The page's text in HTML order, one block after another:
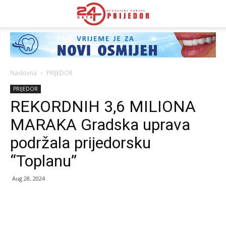
Naslovna PRIJEDOR
PRIJEDOR
REKORDNIH 3,6 MILIONA
MARAKA Gradska uprava
podržala prijedorsku
“Toplanu”
Aug 28, 2024